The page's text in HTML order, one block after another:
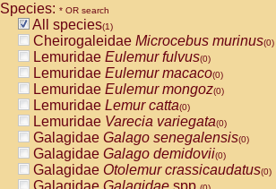
Species: * OR search
All species(1)
Cheirogaleidae Microcebus murinus(0)
Lemuridae Eulemur fulvus(0)
Lemuridae Eulemur macaco(0)
Lemuridae Eulemur mongoz(0)
Lemuridae Lemur catta(0)
Lemuridae Varecia variegata(0)
Galagidae Galago senegalensis(0)
Galagidae Galago demidovii(0)
Galagidae Otolemur crassicaudatus(0)
Galagidae Galagidae spp.